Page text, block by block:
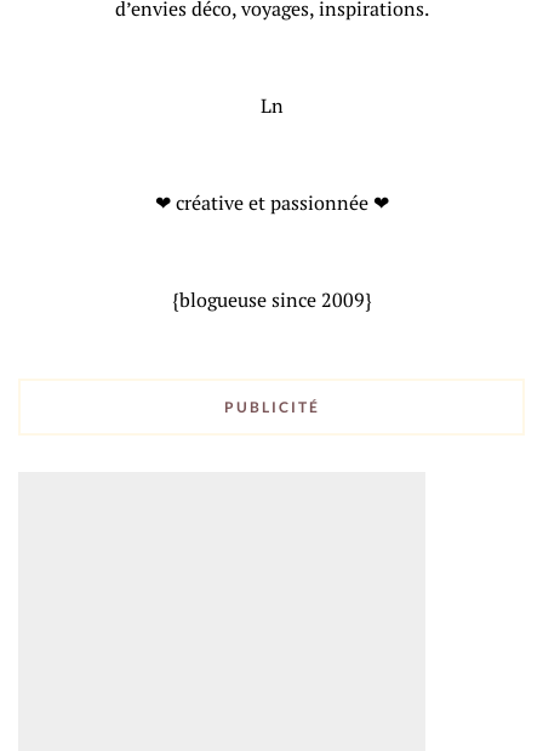
d’envies déco, voyages, inspirations.
Ln
❤ créative et passionnée ❤
{blogueuse since 2009}
PUBLICITÉ